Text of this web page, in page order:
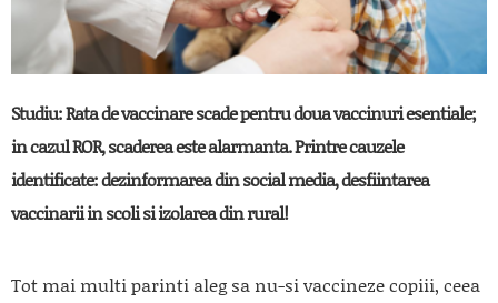
Studiu:Rata de vaccinare scade pentru doua vaccinuri esentiale;
in cazul ROR, scaderea este alarmanta. Printre cauzele
identificate: dezinformarea din social media, desfiintarea
vaccinarii in scoli si izolarea din rural!
Tot mai multi parinti aleg sa nu-si vaccineze copiii, ceea